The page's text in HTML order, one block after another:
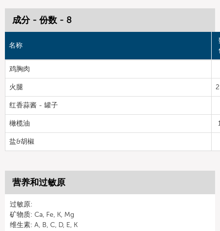
成分 - 份数 - 8
名称
鸡胸肉
火腿
红香蒜酱 - 罐子
橄榄油
盐&胡椒
营养和过敏原
过敏原:
矿物质: Ca, Fe, K, Mg
维生素: A, B, C, D, E, K